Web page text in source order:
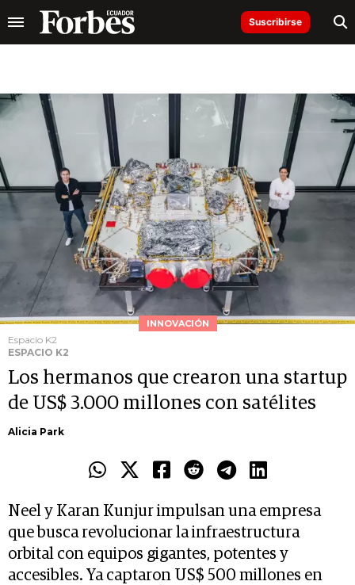
Suscribirse
INNOVACIÓN
Espacio K2
ESPACIO K2
Los hermanos que crearon una startup
de US$ 3.000 millones con satélites
Alicia Park
Neel y Karan Kunjur impulsan una empresa
que busca revolucionar la infraestructura
orbital con equipos gigantes, potentes y
accesibles. Ya captaron US$ 500 millones en